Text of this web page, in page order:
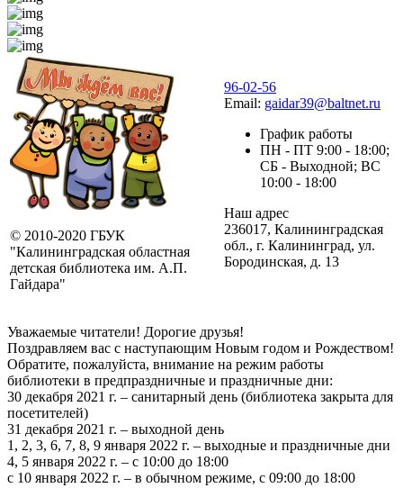
© 2010-2020 ГБУК
"Калининградская областная
детская библиотека им. А.П.
Гайдара"
96-02-56
Email: gaidar39@baltnet.ru
График работы
ПН - ПТ 9:00 - 18:00;
СБ - Выходной; ВС
10:00 - 18:00
Наш адрес
236017, Калининградская
обл., г. Калининград, ул.
Бородинская, д. 13
Уважаемые читатели! Дорогие друзья!
Поздравляем вас с наступающим Новым годом и Рождеством!
Обратите, пожалуйста, внимание на режим работы
библиотеки в предпраздничные и праздничные дни:
30 декабря 2021 г. – санитарный день (библиотека закрыта для
посетителей)
31 декабря 2021 г. – выходной день
1, 2, 3, 6, 7, 8, 9 января 2022 г. – выходные и праздничные дни
4, 5 января 2022 г. – с 10:00 до 18:00
с 10 января 2022 г. – в обычном режиме, с 09:00 до 18:00